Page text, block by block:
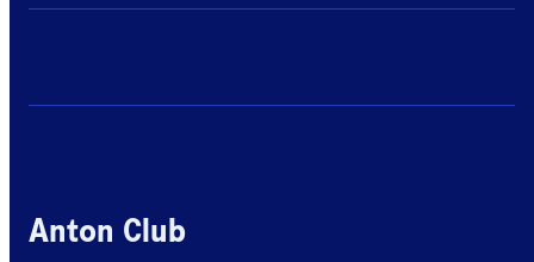
Anton Club